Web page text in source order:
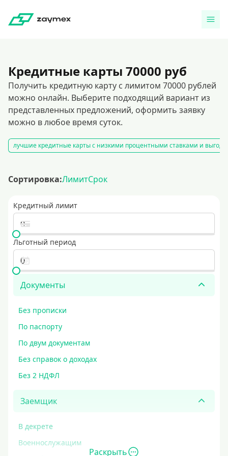
Кредитные карты 70000 руб
Получить кредитную карту с лимитом 70000 рублей
можно онлайн. Выберите подходящий вариант из
представленных предложений, оформить заявку
можно в любое время суток.
лучшие кредитные карты с низкими процентными ставками и
Сортировка:ЛимитСрок
Кредитный лимит
Льготный период
Документы
Без прописки
По паспорту
По двум документам
Без справок о доходах
Без 2 НДФЛ
Заемщик
В декрете
Военнослужащим
Раскрыть